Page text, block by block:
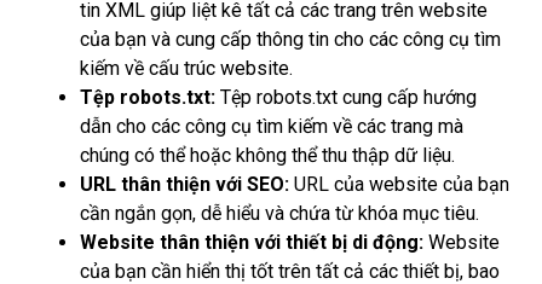
tin XML giúp liệt kê tất cả các trang trên website
của bạn và cung cấp thông tin cho các công cụ tìm
kiếm về cấu trúc website.
Tệp robots.txt: Tệp robots.txt cung cấp hướng
dẫn cho các công cụ tìm kiếm về các trang mà
chúng có thể hoặc không thể thu thập dữ liệu.
URL thân thiện với SEO: URL của website của bạn
cần ngắn gọn, dễ hiểu và chứa từ khóa mục tiêu.
Website thân thiện với thiết bị di động: Website
của bạn cần hiển thị tốt trên tất cả các thiết bị, bao